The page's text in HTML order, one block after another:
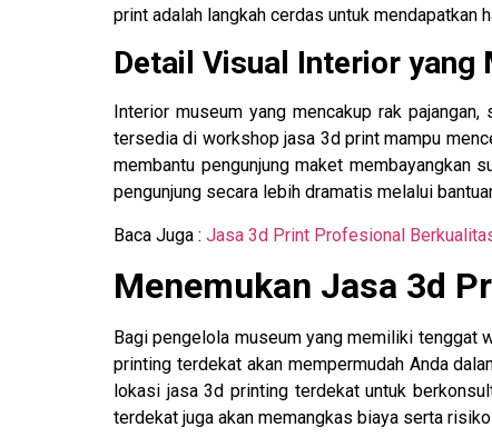
print adalah langkah cerdas untuk
Detail Visual Interior yang
Interior museum yang mencakup rak
tersedia di workshop jasa 3d print mampu
membantu pengunjung maket membayangkan
pengunjung secara lebih dramatis melalui
Baca Juga : Jasa 3d Print Profesional
Menemukan Jasa 3d
Bagi pengelola museum yang memiliki tenggat
printing terdekat akan mempermudah Anda
lokasi jasa 3d printing terdekat untuk
terdekat juga akan memangkas biaya serta